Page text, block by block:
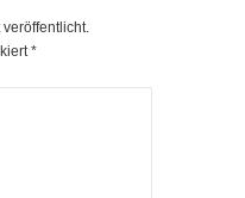
veröffentlicht.
*